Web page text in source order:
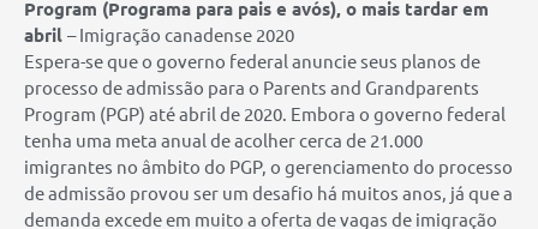
Program (Programa para pais e avós), o mais tardar em
abril – Imigração canadense 2020
Espera-se que o governo federal anuncie seus planos de
processo de admissão para o Parents and Grandparents
Program (PGP) até abril de 2020. Embora o governo federal
tenha uma meta anual de acolher cerca de 21.000
imigrantes no âmbito do PGP, o gerenciamento do processo
de admissão provou ser um desafio há muitos anos, já que a
demanda excede em muito a oferta de vagas de imigração